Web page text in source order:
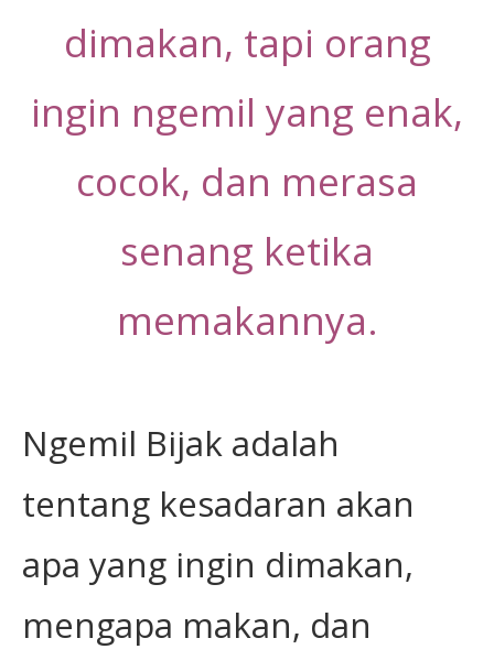
dimakan, tapi orang
ingin ngemil yang enak,
cocok, dan merasa
senang ketika
memakannya.
Ngemil Bijak adalah
tentang kesadaran akan
apa yang ingin dimakan,
mengapa makan, dan